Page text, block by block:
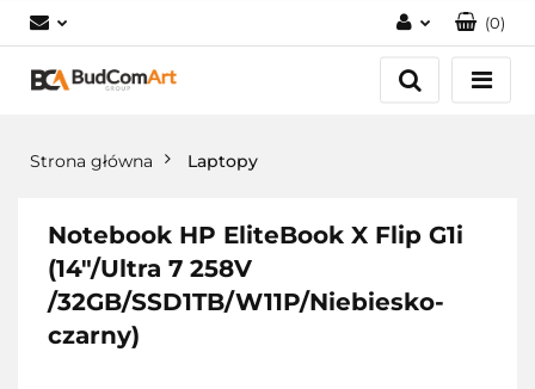
Zaloguj się
(0)
Strona główna Laptopy
Notebook HP EliteBook X Flip G1i
(14"/Ultra 7 258V
/32GB/SSD1TB/W11P/Niebiesko-
czarny)